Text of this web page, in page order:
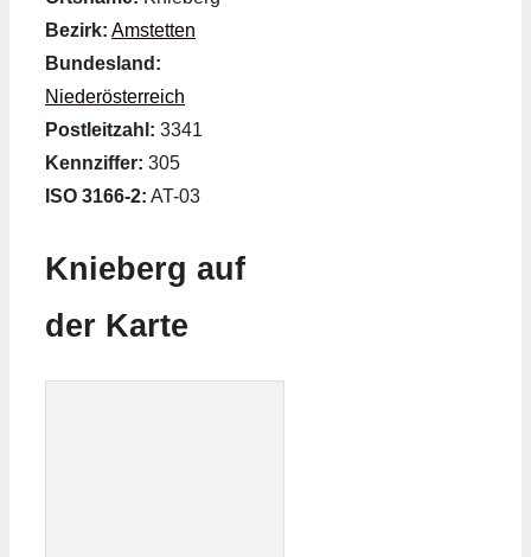
Bezirk: Amstetten
Bundesland:
Niederösterreich
Postleitzahl: 3341
Kennziffer: 305
ISO 3166-2: AT-03
Knieberg auf
der Karte